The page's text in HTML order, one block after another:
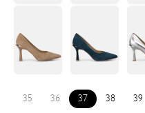
35 36 37 38 39